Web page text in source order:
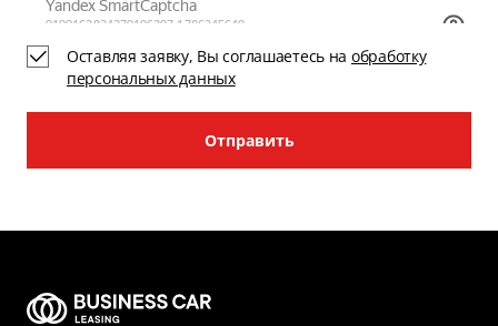
Отправить
Оставляя заявку, Вы соглашаетесь на обработку
персональных данных